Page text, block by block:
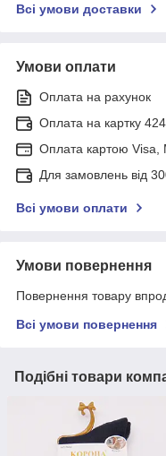
Всі умови доставки
Умови оплати
Оплата на рахунок
Оплата на картку
Оплата картою Visa,
Для замовлень від
Всі умови оплати
Умови повернення
Повернення товару
Всі умови повернення
Подібні товари